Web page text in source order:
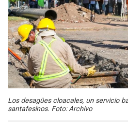
Los desagües cloacales, un servicio
santafesinos. Foto: Archivo